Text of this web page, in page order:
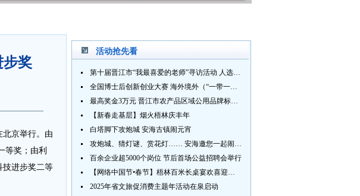
步奖
北京举行。由
等奖；由利
技进步奖二等
活动抢先看
第十届晋江市“我最喜爱的老师”寻访活动 人选推荐火热进行中 快来“秀”您最喜爱的老师
全国博士后创新创业大赛 海外境外（“一带一路”）赛七大赛道等你来战
最高奖金3万元 晋江市农产品区域公用品牌标识Logo及特色农产品包装设计征集活动正式启动
【新春走基层】烟火梧林庆丰年
白塔脚下攻炮城 安海古镇闹元宵
攻炮城、猜灯谜、赏花灯…… 安海邀您一起闹元宵
百余企业超5000个岗位 节后首场公益招聘会举行
【网络中国节•春节】梧林百米长桌宴欢喜迎新春
2025年省文旅促消费主题年活动在泉启动